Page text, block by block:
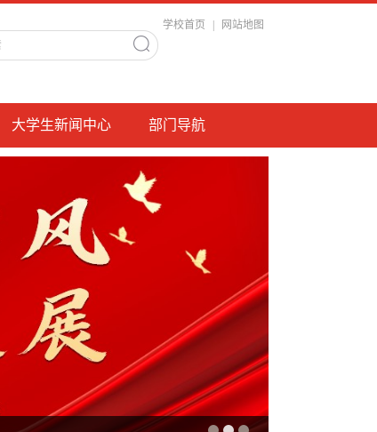
学校首页 网站地图
大学生新闻中心 部门导航